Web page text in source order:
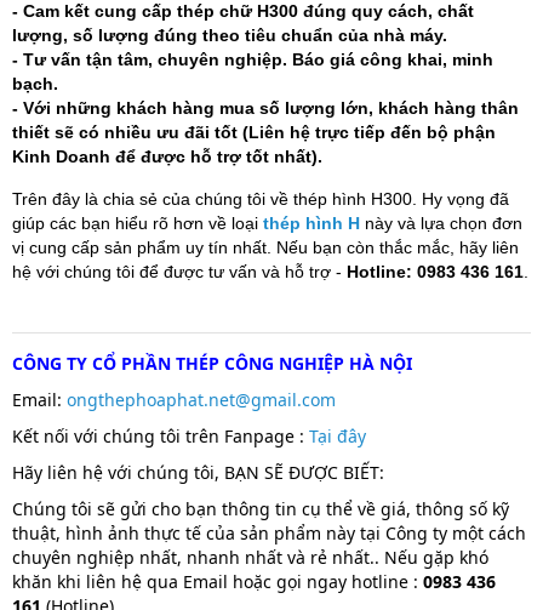
- Cam kết cung cấp thép chữ H300 đúng quy cách, chất
lượng, số lượng đúng theo tiêu chuẩn của nhà máy.
- Tư vấn tận tâm, chuyên nghiệp. Báo giá công khai, minh
bạch.
- Với những khách hàng mua số lượng lớn, khách hàng thân
thiết sẽ có nhiều ưu đãi tốt (Liên hệ trực tiếp đến bộ phận
Kinh Doanh để được hỗ trợ tốt nhất).
Trên đây là chia sẻ của chúng tôi về thép hình H300. Hy vọng đã
giúp các bạn hiểu rõ hơn về loại thép hình H này và lựa chọn đơn
vị cung cấp sản phẩm uy tín nhất. Nếu bạn còn thắc mắc, hãy liên
hệ với chúng tôi để được tư vấn và hỗ trợ - Hotline: 0983 436 161
CÔNG TY CỔ PHẦN THÉP CÔNG NGHIỆP HÀ NỘI
Email: ongthephoaphat.net@gmail.com
Kết nối với chúng tôi trên Fanpage : Tại đây
Hãy liên hệ với chúng tôi, BẠN SẼ ĐƯỢC BIẾT:
Chúng tôi sẽ gửi cho bạn thông tin cụ thể về giá, thông số kỹ
thuật, hình ảnh thực tế của sản phẩm này tại Công ty một cách
chuyên nghiệp nhất, nhanh nhất và rẻ nhất.. Nếu gặp khó
khăn khi liên hệ qua Email hoặc gọi ngay hotline : 0983 436